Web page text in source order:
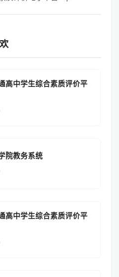
高中学生综合素质评价平
院教务系统
高中学生综合素质评价平